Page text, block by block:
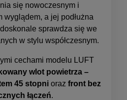
się nowoczesnym i
wyglądem, a jej podłużna
sprawdza się we
w stylu współczesnym.
cechami modelu LUFT
wlot powietrza –
45 stopni oraz front bez
łączeń.